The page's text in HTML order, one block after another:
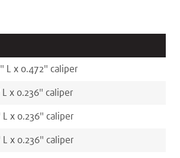
" L x 0.472" caliper
L x 0.236" caliper
L x 0.236" caliper
L x 0.236" caliper